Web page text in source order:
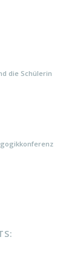
die Schülerin